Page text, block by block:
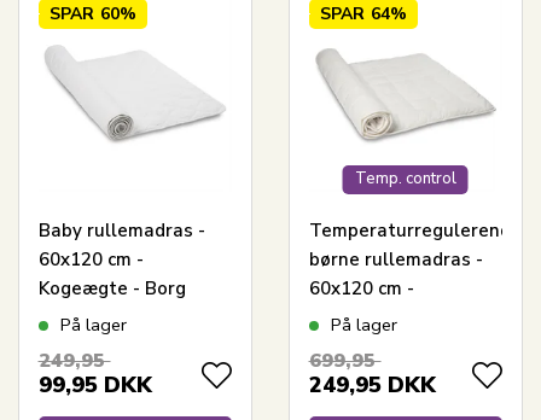
SPAR 60%
Baby rullemadras -
60x120 cm -
Kogeægte - Borg
Living fyldig
100% Oeko-tex
På lager
249,95
99,95 DKK
Temp. control
SPAR 64%
Temperaturregulerende
børne rullemadras -
60x120 cm -
Madrasbeskyttende
Zone Temperature
På lager
699,95
249,95 DKK